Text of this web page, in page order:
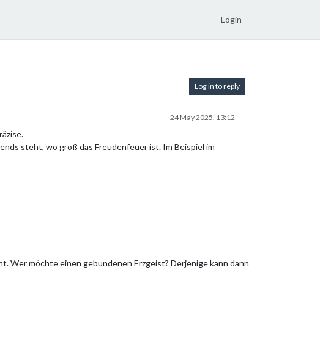
Login
Log in to reply
24 May 2025, 13:12
steht, wo groß das Freudenfeuer ist. Im Beispiel im
Wer möchte einen gebundenen Erzgeist? Derjenige kann dann